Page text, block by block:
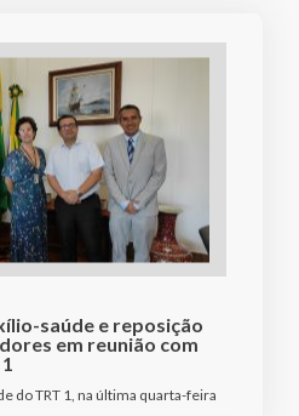
saúde e reposição
em reunião com
do TRT 1, na última quarta-feira